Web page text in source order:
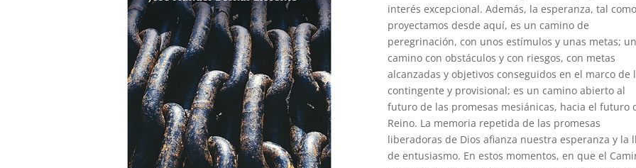
interés excepcional. Además, la esperanza, tal
proyectamos desde aquí, es un camino de
peregrinación, con unos estímulos y unas metas;
camino con obstáculos y con riesgos, con metas
alcanzadas y objetivos conseguidos en el marco de
contingente y provisional; es un camino abierto al
futuro de las promesas mesiánicas, hacia el futuro
Reino. La memoria repetida de las promesas
liberadoras de Dios afianza nuestra esperanza y la
de entusiasmo. En estos momentos, en que el